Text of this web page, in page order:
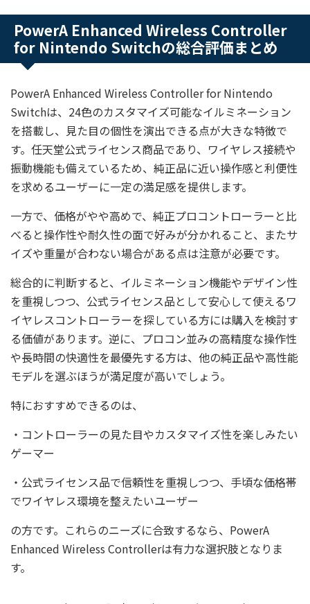
PowerA Enhanced Wireless Controller
for Nintendo Switchの総合評価まとめ
PowerA Enhanced Wireless Controller for Nintendo
Switchは、24色のカスタマイズ可能なイルミネーション
を搭載し、見た目の個性を演出できる点が大きな特徴で
す。任天堂公式ライセンス商品であり、ワイヤレス接続や
振動機能も備えているため、純正品に近い操作感と利便性
を求めるユーザーに一定の満足感を提供します。
一方で、価格がやや高めで、純正プロコントローラーと比
べると操作性や耐久性の面で好みが分かれること、またサ
イズや重量が合わない場合がある点は注意が必要です。
総合的に判断すると、イルミネーション機能やデザイン性
を重視しつつ、公式ライセンス品として安心して使えるワ
イヤレスコントローラーを探している方には購入を検討す
る価値があります。逆に、プロコン並みの高精度な操作性
や長時間の快適性を最優先する方は、他の純正品や高性能
モデルを選ぶほうが満足度が高いでしょう。
特におすすめできるのは、
・コントローラーの見た目やカスタマイズ性を楽しみたい
ゲーマー
・公式ライセンス品で信頼性を重視しつつ、手頃な価格帯
でワイヤレス環境を整えたいユーザー
の方です。これらのニーズに合致するなら、PowerA
Enhanced Wireless Controllerは有力な選択肢となりま
す。